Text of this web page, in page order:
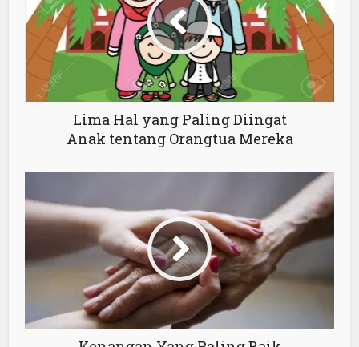
Lima Hal yang Paling Diingat
Anak tentang Orangtua Mereka